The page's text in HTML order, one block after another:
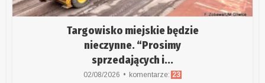
Targowisko miejskie będzie
nieczynne. “Prosimy
sprzedających i...
02/08/2026 komentarze: 23